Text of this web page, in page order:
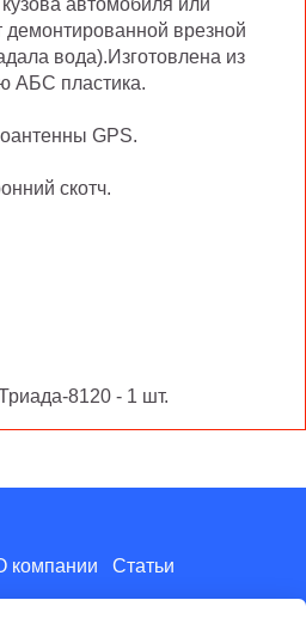
автомобиля или
демонтированной врезной
вода).Изготовлена из
АБС пластика.
GPS.
скотч.
8120 - 1 шт.
компании Статьи
775-18-46